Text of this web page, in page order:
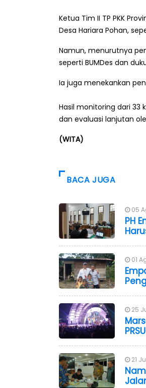
Ketua Tim II TP PKK
Desa Hariara Pohan,
Namun, menurutnya
seperti BUMDes dan
Ia juga menekankan
Hasil monitoring dari
dan evaluasi lanjutan
(WITA)
BACA JUGA
05
PH
01
25
21